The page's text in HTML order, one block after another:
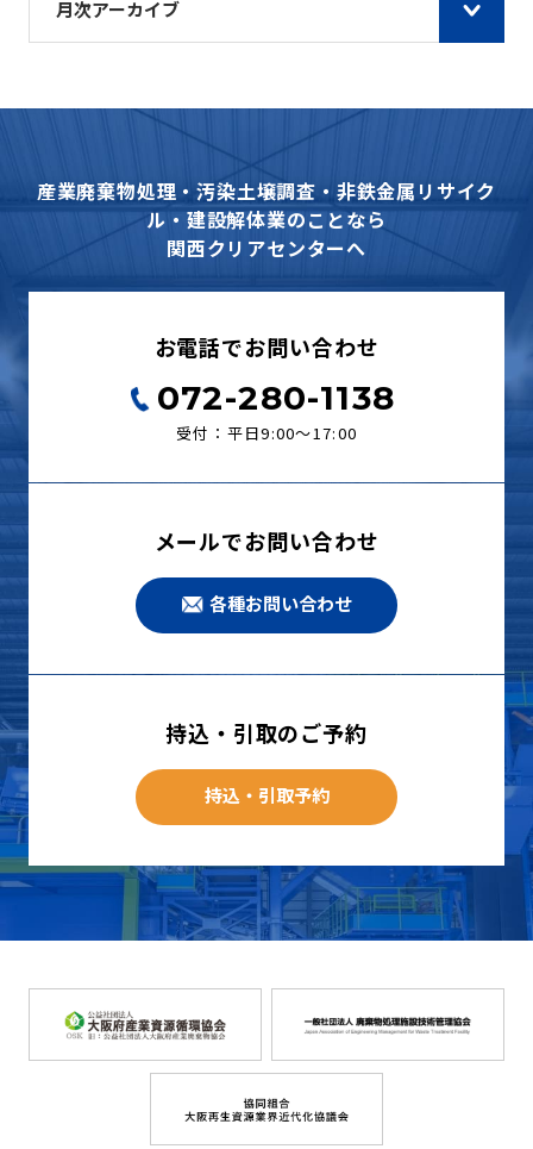
月次アーカイブ
産業廃棄物処理・汚染土壌調査・非鉄金属リサイク
ル・建設解体業のことなら
関西クリアセンターへ
お電話でお問い合わせ
072-280-1138
受付：平日9:00〜17:00
メールでお問い合わせ
各種お問い合わせ
持込・引取のご予約
持込・引取予約